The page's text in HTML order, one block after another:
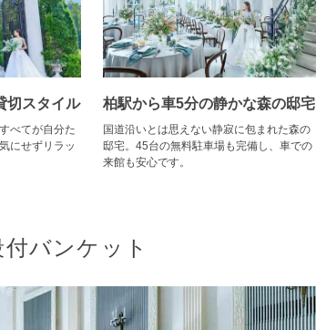
切スタイル
べてが自分た
にせずリラッ
柏駅から車5分の静かな森の邸宅
国道沿いとは思えない静寂に包まれた森の
邸宅。45台の無料駐車場も完備し、車での
来館も安心です。
バンケット